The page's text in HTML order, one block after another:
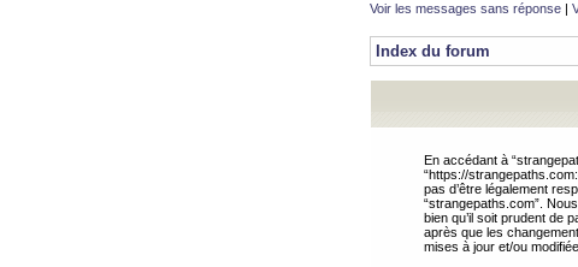
Voir les messages sans réponse |
Index du forum
En accédant à
“https://
pas d’être légalement
“strangepaths.com”.
bien qu’il soit prudent de
après que les
mises à jour et/ou